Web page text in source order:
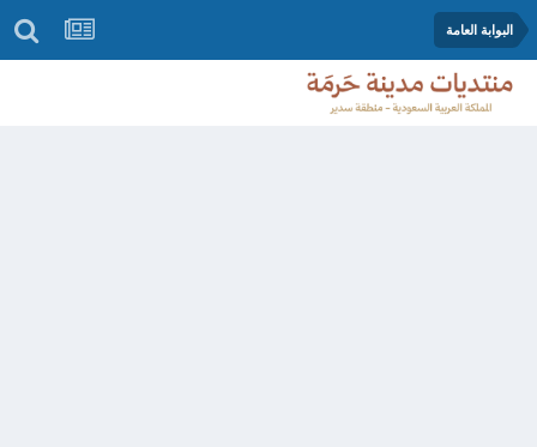
البوابة العامة